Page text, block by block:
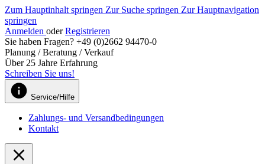
Zum Hauptinhalt springen Zur Suche springen Zur Hauptnavigation
springen
Anmelden oder Registrieren
Sie haben Fragen? +49 (0)2662 94470-0
Planung / Beratung / Verkauf
Über 25 Jahre Erfahrung
Schreiben Sie uns!
Service/Hilfe
Zahlungs- und Versandbedingungen
Kontakt